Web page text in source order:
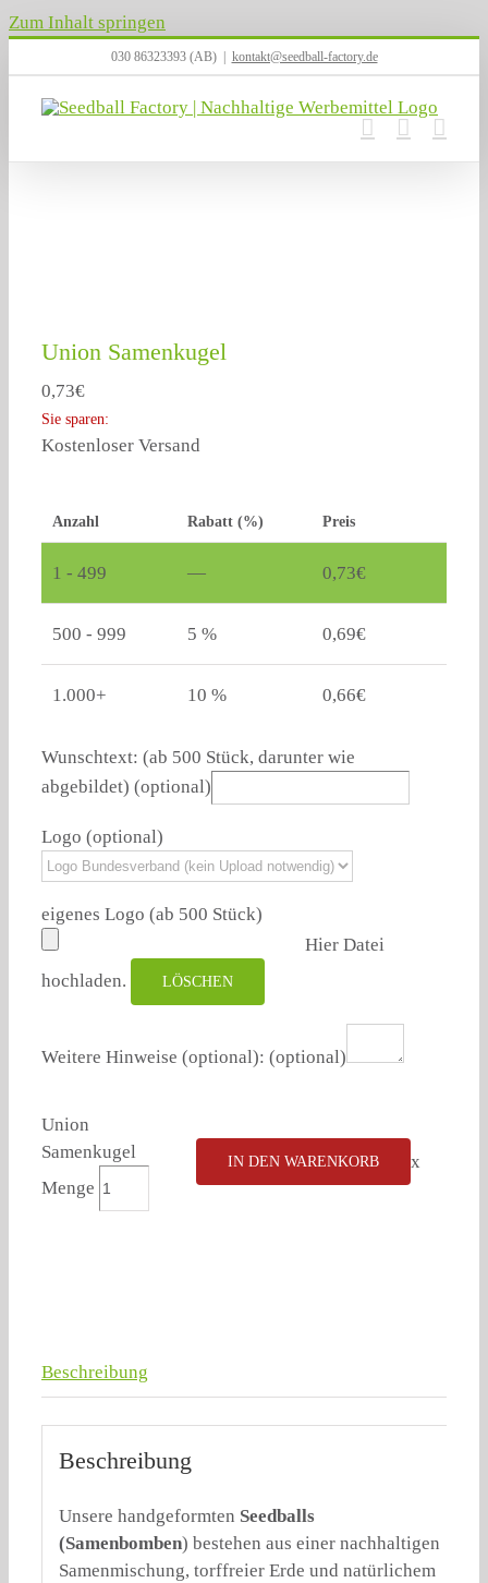
Zum Inhalt springen
030 86323393 (AB) kontakt@seedball-factory.de
Union Samenkugel
0,73€
Sie sparen:
Kostenloser Versand
Anzahl Rabatt (%) Preis
1 - 499 — 0,73€
500 - 999 5 % 0,69€
1.000+ 10 % 0,66€
Wunschtext: (ab 500 Stück, darunter wie
abgebildet) (optional)
Logo (optional)
eigenes Logo (ab 500 Stück)
Hier Datei
hochladen.
LÖSCHEN
Weitere Hinweise (optional): (optional)
Union
Samenkugel
Menge
IN DEN WARENKORB x
Beschreibung
Beschreibung
Unsere handgeformten Seedballs
(Samenbomben) bestehen aus einer nachhaltigen
Samenmischung, torffreier Erde und natürlichem